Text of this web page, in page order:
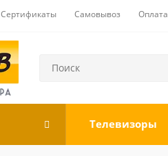
Сертификаты Самовывоз Оплата
Телевизоры